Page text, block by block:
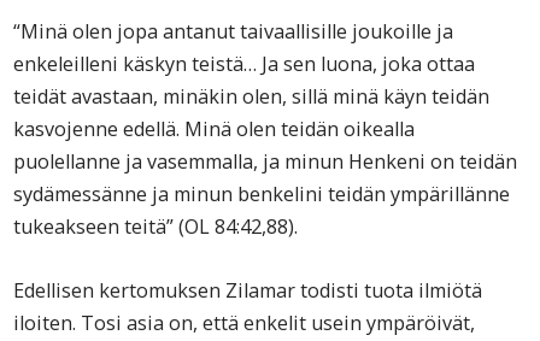
“Minä olen jopa antanut taivaallisille joukoille ja
enkeleilleni käskyn teistä… Ja sen luona, joka ottaa
teidät avastaan, minäkin olen, sillä minä käyn teidän
kasvojenne edellä. Minä olen teidän oikealla
puolellanne ja vasemmalla, ja minun Henkeni on teidän
sydämessänne ja minun benkelini teidän ympärillänne
tukeakseen teitä” (OL 84:42,88).
Edellisen kertomuksen Zilamar todisti tuota ilmiötä
iloiten. Tosi asia on, että enkelit usein ympäröivät,